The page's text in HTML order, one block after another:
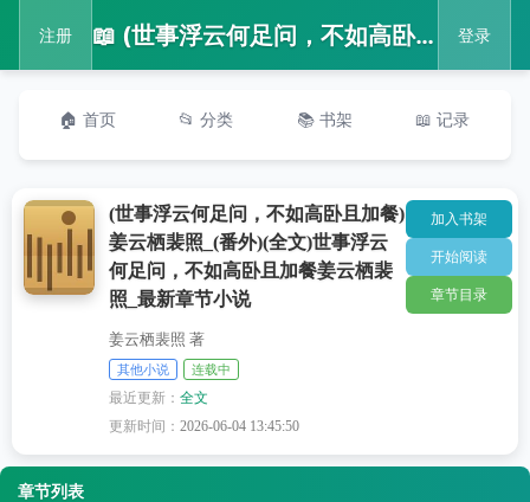
注册 📖 (世事浮云何足问，不如高卧且加餐)姜云栖裴照_(番外)(全文)世事浮云何足问，不如高卧且加餐姜云栖裴照_最新章节小说 登录
🏠 首页 📂 分类 📚 书架 📖 记录
(世事浮云何足问，不如高卧且加餐)
姜云栖裴照_(番外)(全文)世事浮云
何足问，不如高卧且加餐姜云栖裴
照_最新章节小说
姜云栖裴照 著
其他小说 连载中
最近更新：全文
更新时间：2026-06-04 13:45:50
加入书架
开始阅读
章节目录
章节列表